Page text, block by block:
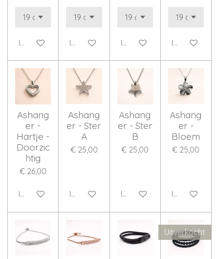
In winkelwagenIn winkelwagenIn winkelwagenIn
Ashang
er -
Hartje -
Doorzic
htig
€ 26,00
In winkelwagen
Ashang
er - Ster
A
€ 25,00
In winkelwagen
Ashang
er - Ster
B
€ 25,00
In winkelwagen
Ashang
er -
Bloem
€ 25,00
In
Uitverkocht